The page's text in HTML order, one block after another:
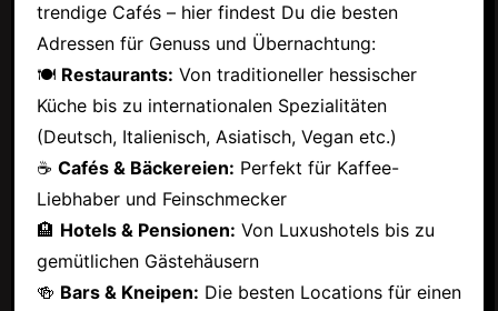
trendige Cafés – hier findest Du die besten
Adressen für Genuss und Übernachtung:
🍽 Restaurants: Von traditioneller hessischer
Küche bis zu internationalen Spezialitäten
(Deutsch, Italienisch, Asiatisch, Vegan etc.)
☕ Cafés & Bäckereien: Perfekt für Kaffee-
Liebhaber und Feinschmecker
🏨 Hotels & Pensionen: Von Luxushotels bis zu
gemütlichen Gästehäusern
🍻 Bars & Kneipen: Die besten Locations für einen